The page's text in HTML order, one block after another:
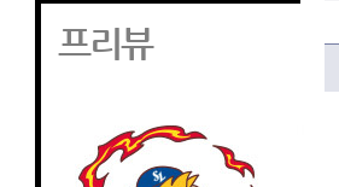
프리뷰